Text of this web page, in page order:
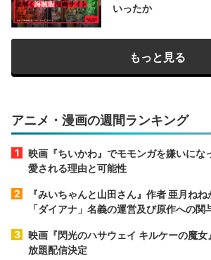
いったか
もっと見る
アニメ・漫画の週間ランキング
映画『ちいかわ』でモモンガを嫌いにな
愛される理由と可能性
『みいちゃんと山田さん』作者 亜月ね
「ダイアナ」名義の運営及び原作への関
映画『閃光のハサウェイ キルケーの魔
放題配信決定